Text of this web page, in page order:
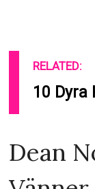
RELATED:
10 Dyra
Dean